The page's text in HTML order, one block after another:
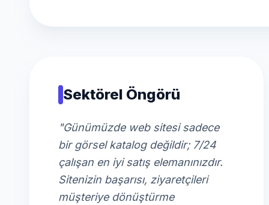
Sektörel Öngörü
"Günümüzde web sitesi sadece
bir görsel katalog değildir; 7/24
çalışan en iyi satış elemanınızdır.
Sitenizin başarısı, ziyaretçileri
müşteriye dönüştürme